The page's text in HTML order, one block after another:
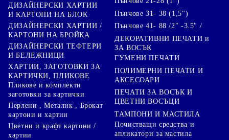
ДИЗАЙНЕРСКИ ХАРТИИ
И КАРТОНИ НА БЛОК
ДИЗАЙНЕРСКИ ХАРТИИ /
КАРТОНИ НА БРОЙКА
ДИЗАЙНЕРСКИ ТЕФТЕРИ
И БЕЛЕЖНИЦИ
ХАРТИИ, ЗАГОТОВКИ ЗА
КАРТИЧКИ, ПЛИКОВЕ
Пликове и комплекти
заготовки за картички
Перлени , Металик , Брокат
картони и хартии
Цветни и крафт картони /
хартии
Пънчове 31- 38 (1,5")
Пънчове 41- 88 /2" -3.5" /
ДЕКОРАТИВНИ ПЕЧАТИ и
ЗА ВОСЪК
ГУМЕНИ ПЕЧАТИ
ПОЛИМЕРНИ ПЕЧАТИ И
АКСЕСОАРИ
ПЕЧАТИ ЗА ВОСЪК И
ЦВЕТНИ ВОСЪЦИ
ТАМПОНИ И МАСТИЛА
Почистващи средства и
апликатори за мастила